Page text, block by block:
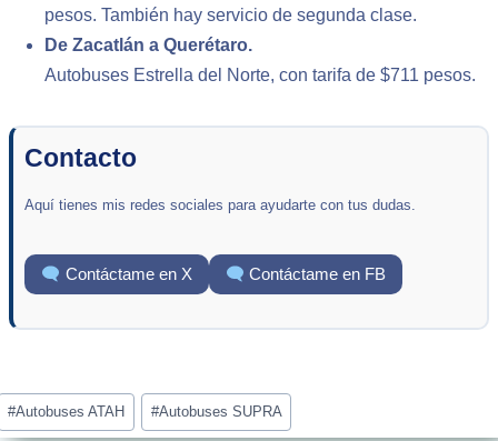
pesos. También hay servicio de segunda clase.
De Zacatlán a Querétaro.
Autobuses Estrella del Norte, con tarifa de $711 pesos.
Contacto
Aquí tienes mis redes sociales para ayudarte con tus dudas.
Contáctame en X Contáctame en FB
#Autobuses ATAH #Autobuses SUPRA